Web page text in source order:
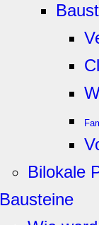
Bilokale
Bausteine